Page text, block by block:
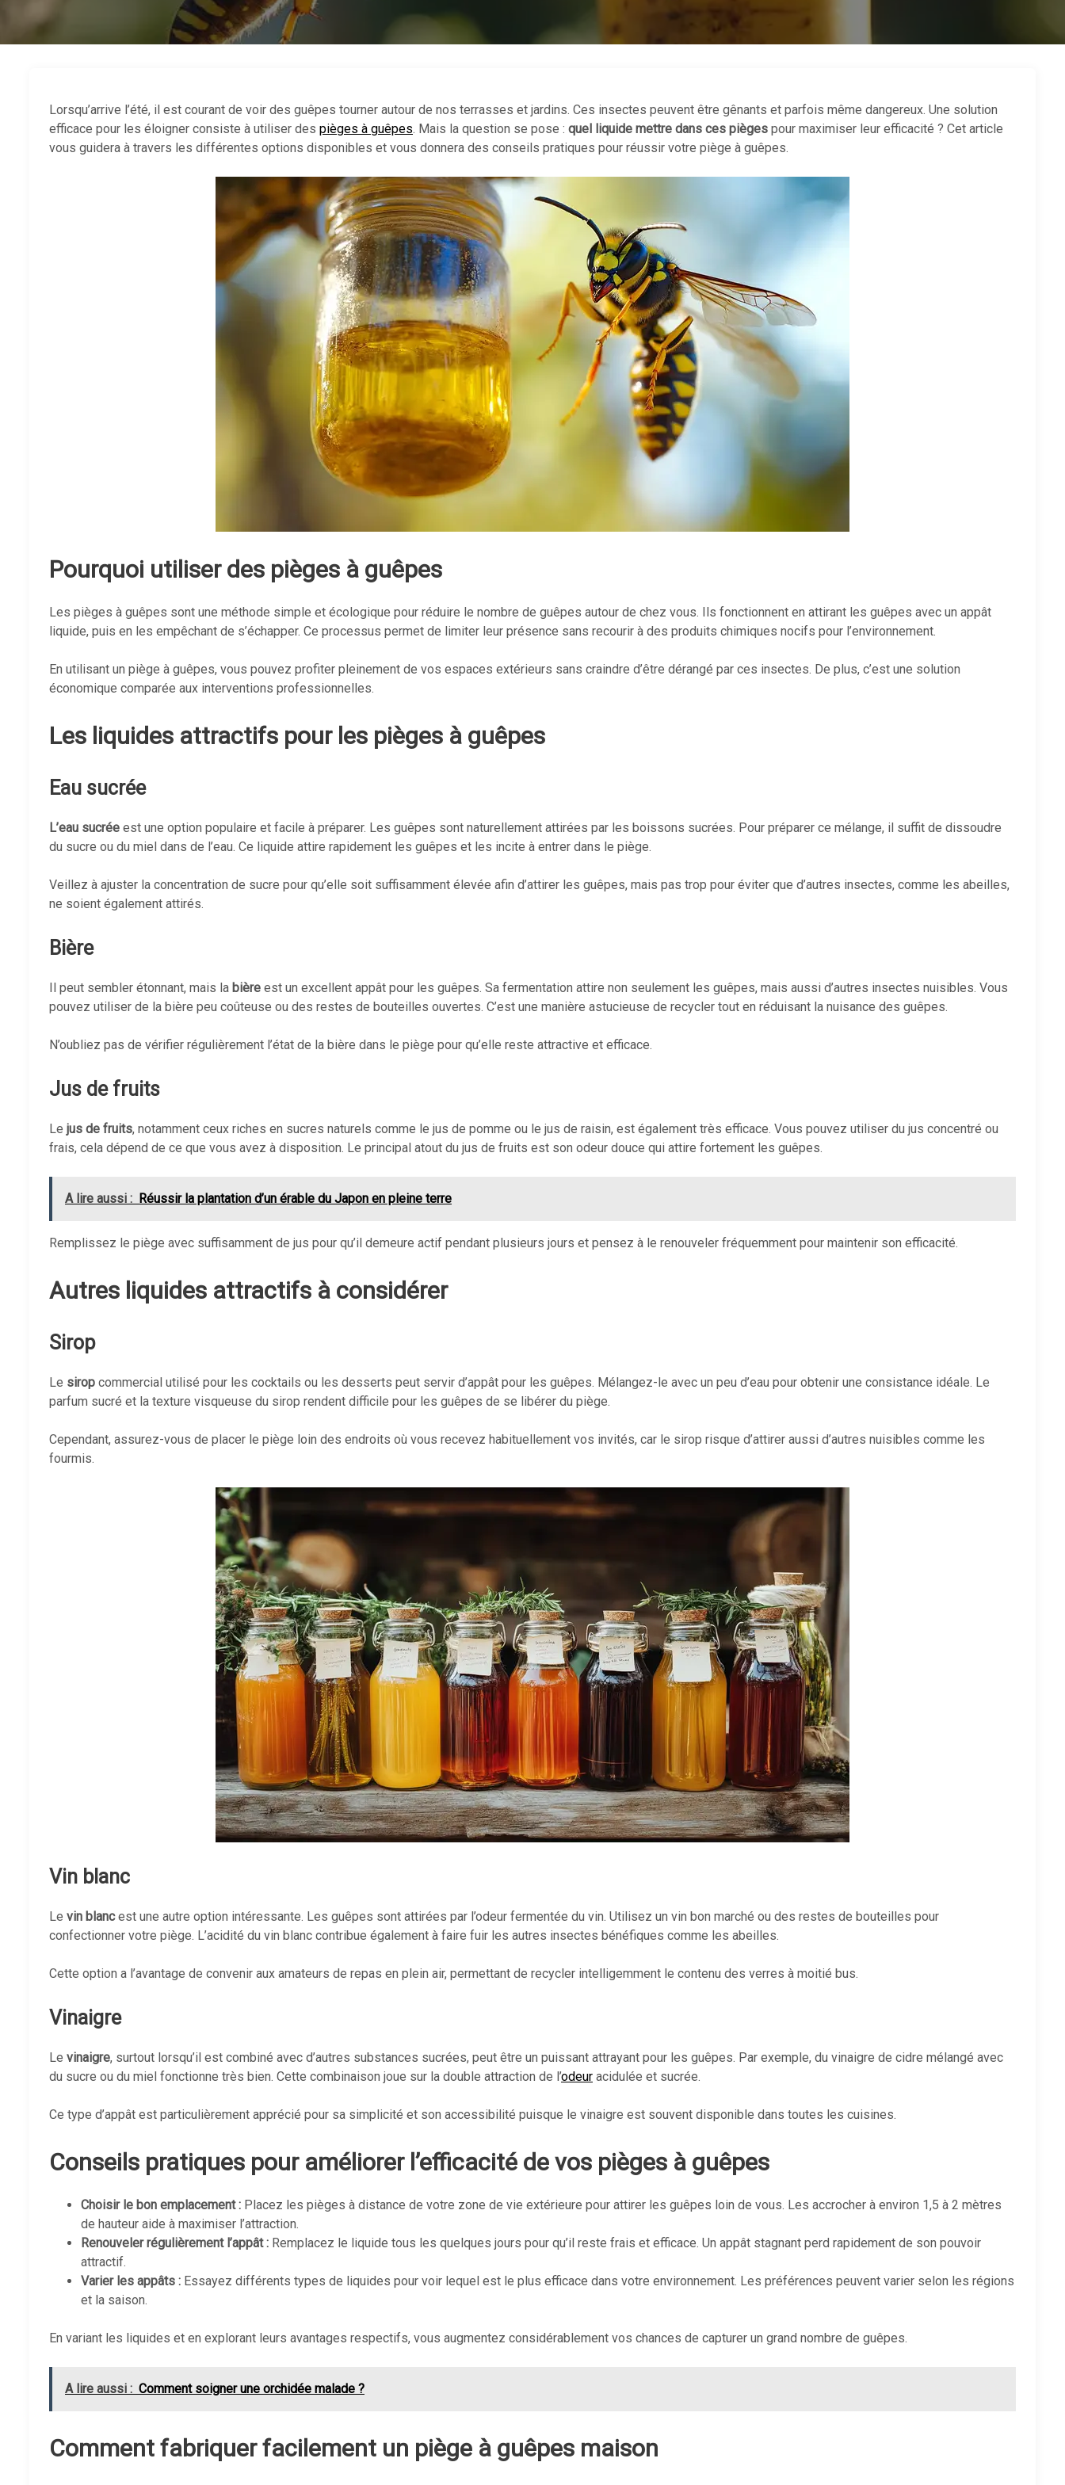
Lorsqu’arrive l’été, il est courant de voir des guêpes tourner autour de nos terrasses et jardins. Ces insectes peuvent être gênants et parfois même dangereux. Une solution
efficace pour les éloigner consiste à utiliser des pièges à guêpes. Mais la question se pose : quel liquide mettre dans ces pièges pour maximiser leur efficacité ? Cet article
vous guidera à travers les différentes options disponibles et vous donnera des conseils pratiques pour réussir votre piège à guêpes.
Pourquoi utiliser des pièges à guêpes
Les pièges à guêpes sont une méthode simple et écologique pour réduire le nombre de guêpes autour de chez vous. Ils fonctionnent en attirant les guêpes avec un appât
liquide, puis en les empêchant de s’échapper. Ce processus permet de limiter leur présence sans recourir à des produits chimiques nocifs pour l’environnement.
En utilisant un piège à guêpes, vous pouvez profiter pleinement de vos espaces extérieurs sans craindre d’être dérangé par ces insectes. De plus, c’est une solution
économique comparée aux interventions professionnelles.
Les liquides attractifs pour les pièges à guêpes
Eau sucrée
L’eau sucrée est une option populaire et facile à préparer. Les guêpes sont naturellement attirées par les boissons sucrées. Pour préparer ce mélange, il suffit de dissoudre
du sucre ou du miel dans de l’eau. Ce liquide attire rapidement les guêpes et les incite à entrer dans le piège.
Veillez à ajuster la concentration de sucre pour qu’elle soit suffisamment élevée afin d’attirer les guêpes, mais pas trop pour éviter que d’autres insectes, comme les abeilles,
ne soient également attirés.
Bière
Il peut sembler étonnant, mais la bière est un excellent appât pour les guêpes. Sa fermentation attire non seulement les guêpes, mais aussi d’autres insectes nuisibles. Vous
pouvez utiliser de la bière peu coûteuse ou des restes de bouteilles ouvertes. C’est une manière astucieuse de recycler tout en réduisant la nuisance des guêpes.
N’oubliez pas de vérifier régulièrement l’état de la bière dans le piège pour qu’elle reste attractive et efficace.
Jus de fruits
Le jus de fruits, notamment ceux riches en sucres naturels comme le jus de pomme ou le jus de raisin, est également très efficace. Vous pouvez utiliser du jus concentré ou
frais, cela dépend de ce que vous avez à disposition. Le principal atout du jus de fruits est son odeur douce qui attire fortement les guêpes.
A lire aussi : Réussir la plantation d’un érable du Japon en pleine terre
Remplissez le piège avec suffisamment de jus pour qu’il demeure actif pendant plusieurs jours et pensez à le renouveler fréquemment pour maintenir son efficacité.
Autres liquides attractifs à considérer
Sirop
Le sirop commercial utilisé pour les cocktails ou les desserts peut servir d’appât pour les guêpes. Mélangez-le avec un peu d’eau pour obtenir une consistance idéale. Le
parfum sucré et la texture visqueuse du sirop rendent difficile pour les guêpes de se libérer du piège.
Cependant, assurez-vous de placer le piège loin des endroits où vous recevez habituellement vos invités, car le sirop risque d’attirer aussi d’autres nuisibles comme les
fourmis.
Vin blanc
Le vin blancest une autre option intéressante. Les guêpes sont attirées par l’odeur fermentée du vin. Utilisez un vin bon marché ou des restes de bouteilles pour
confectionner votre piège. L’acidité du vin blanc contribue également à faire fuir les autres insectes bénéfiques comme les abeilles.
Cette option a l’avantage de convenir aux amateurs de repas en plein air, permettant de recycler intelligemment le contenu des verres à moitié bus.
Vinaigre
Le vinaigre, surtout lorsqu’il est combiné avec d’autres substances sucrées, peut être un puissant attrayant pour les guêpes. Par exemple, du vinaigre de cidre mélangé avec
du sucre ou du miel fonctionne très bien. Cette combinaison joue sur la double attraction de l’odeur acidulée et sucrée.
Ce type d’appât est particulièrement apprécié pour sa simplicité et son accessibilité puisque le vinaigre est souvent disponible dans toutes les cuisines.
Conseils pratiques pour améliorer l’efficacité de vos pièges à guêpes
Choisir le bon emplacement : Placez les pièges à distance de votre zone de vie extérieure pour attirer les guêpes loin de vous. Les accrocher à environ 1,5 à 2 mètres
de hauteur aide à maximiser l’attraction.
Renouveler régulièrement l’appât : Remplacez le liquide tous les quelques jours pour qu’il reste frais et efficace. Un appât stagnant perd rapidement de son pouvoir
attractif.
Varier les appâts : Essayez différents types de liquides pour voir lequel est le plus efficace dans votre environnement. Les préférences peuvent varier selon les régions
et la saison.
En variant les liquides et en explorant leurs avantages respectifs, vous augmentez considérablement vos chances de capturer un grand nombre de guêpes.
A lire aussi : Comment soigner une orchidée malade ?
Comment fabriquer facilement un piège à guêpes maison